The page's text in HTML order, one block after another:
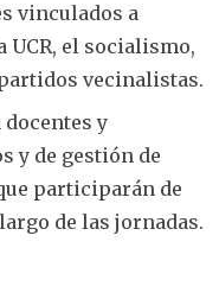
vinculados a
UCR, el socialismo,
vecinalistas.
y
y de gestión de
participarán de
de las jornadas.